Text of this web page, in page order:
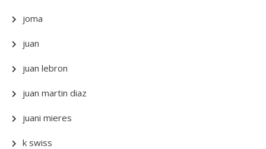
joma
juan
juan lebron
juan martin diaz
juani mieres
k swiss